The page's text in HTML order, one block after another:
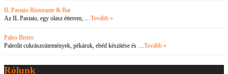
IL Pastaio Ristorante & Bar
Az IL Pastaio, egy olasz étterem, …Tovább »
Paleo Bistro
Paleolit cukrászsütemények, pékáruk, ebéd készítése és …Tovább »
Rólunk